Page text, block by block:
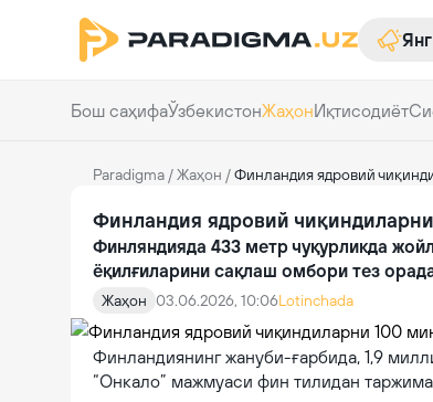
Бош саҳифаЎзбекистонЖаҳонИқтисодиёт
Paradigma /Жаҳон /Финландия ядровий
Финландия ядровий
Финляндияда 433 метр чуқурликда
ёқилғиларини сақлаш омбори тез
Жаҳон 03.06.2026, 10:06Lotinchada
Финландиянинг жануби-ғарбида, 1,9
“Онкало” мажмуаси фин тилидан